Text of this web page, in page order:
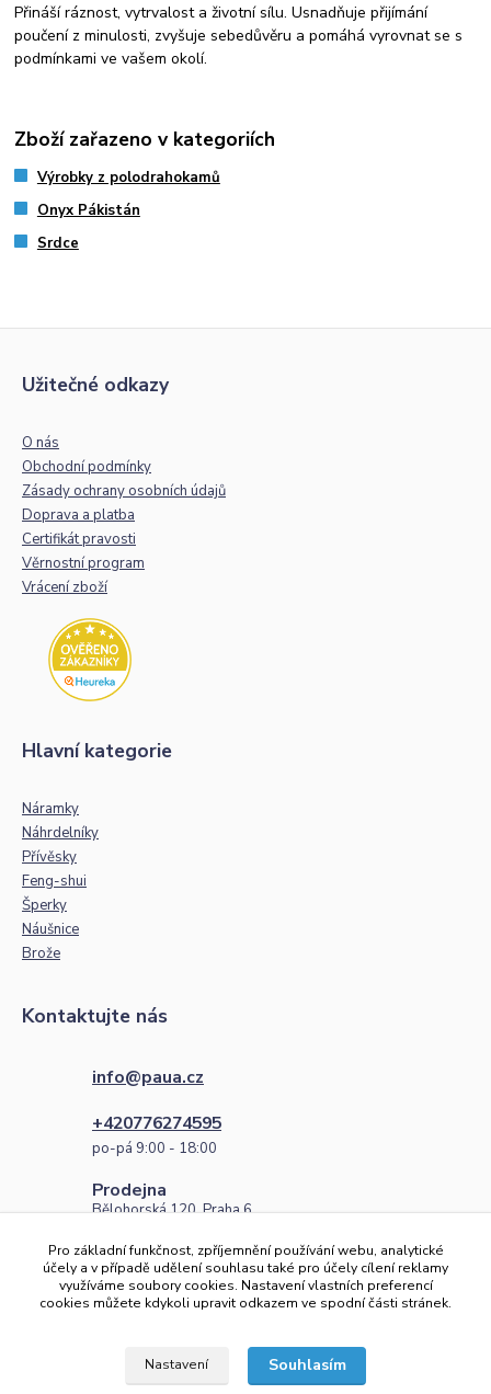
Přináší ráznost, vytrvalost a životní sílu. Usnadňuje přijímání
poučení z minulosti, zvyšuje sebedůvěru a pomáhá vyrovnat se s
podmínkami ve vašem okolí.
Zboží zařazeno v kategoriích
Výrobky z polodrahokamů
Onyx Pákistán
Srdce
Užitečné odkazy
O nás
Obchodní podmínky
Zásady ochrany osobních údajů
Doprava a platba
Certifikát pravosti
Věrnostní program
Vrácení zboží
Hlavní kategorie
Náramky
Náhrdelníky
Přívěsky
Feng-shui
Šperky
Náušnice
Brože
Kontaktujte nás
info@paua.cz
+420776274595
po-pá 9:00 - 18:00
Prodejna
Bělohorská 120, Praha 6
Číslo účtu
2101268427/2010
IBAN: CZ96 2010 0000 0021 0126 8427
Pro základní funkčnost, zpříjemnění používání webu, analytické
účely a v případě udělení souhlasu také pro účely cílení reklamy
využíváme soubory cookies. Nastavení vlastních preferencí
cookies můžete kdykoli upravit odkazem ve spodní části stránek.
Nastavení Souhlasím